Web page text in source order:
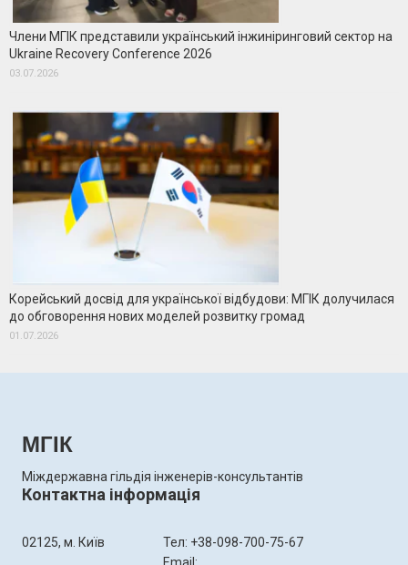
Члени МГІК представили український інжиніринговий сектор на
Ukraine Recovery Conference 2026
03.07.2026
Корейський досвід для української відбудови: МГІК долучилася
до обговорення нових моделей розвитку громад
01.07.2026
МГІК
Міждержавна гільдія інженерів-консультантів
Контактна інформація
02125, м. Київ
Тел: +38-098-700-75-67